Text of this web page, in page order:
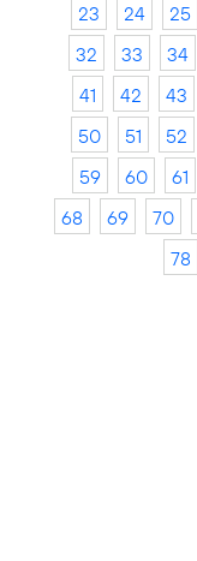
23
24 25
32
33 34
41
42 43
50
51 52
59
60 61
68
69 70
78